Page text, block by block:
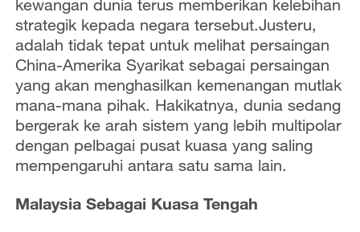
kewangan dunia terus memberikan kelebihan
strategik kepada negara tersebut.Justeru,
adalah tidak tepat untuk melihat persaingan
China-Amerika Syarikat sebagai persaingan
yang akan menghasilkan kemenangan mutlak
mana-mana pihak. Hakikatnya, dunia sedang
bergerak ke arah sistem yang lebih multipolar
dengan pelbagai pusat kuasa yang saling
mempengaruhi antara satu sama lain.
Malaysia Sebagai Kuasa Tengah